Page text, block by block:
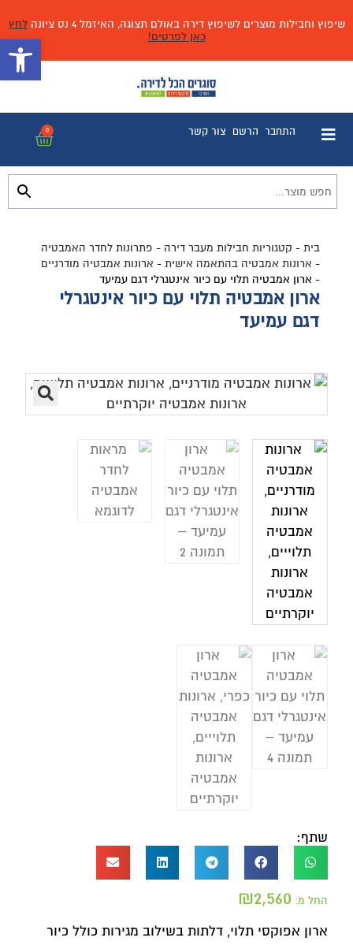
שיפוץ וחבילות מוצרים לשיפוץ דירה באולם תצוגה, האיזמל 4 נס ציונה
לחץ
כאן לפרטים!
התחבר הרשם צור קשר 0
בית - קטגוריות חבילות מעבר דירה - פתרונות לחדר האמבטיה
- ארונות אמבטיה בהתאמה אישית - ארונות אמבטיה מודרניים
- ארון אמבטיה תלוי עם כיור אינטגרלי דגם עמיעד
ארון אמבטיה תלוי עם כיור אינטגרלי
דגם עמיעד
שתף:
החל מ: ₪2,560
ארון אפוקסי תלוי, דלתות בשילוב מגירות כולל כיור